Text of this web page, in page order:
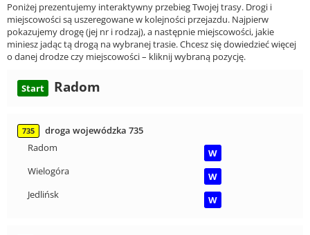
Poniżej prezentujemy interaktywny przebieg Twojej trasy. Drogi i
miejscowości są uszeregowane w kolejności przejazdu. Najpierw
pokazujemy drogę (jej nr i rodzaj), a następnie miejscowości, jakie
miniesz jadąc tą drogą na wybranej trasie. Chcesz się dowiedzieć więcej
o danej drodze czy miejscowości – kliknij wybraną pozycję.
Start Radom
735
droga wojewódzka 735
Radom
W
Wielogóra
W
Jedlińsk
W